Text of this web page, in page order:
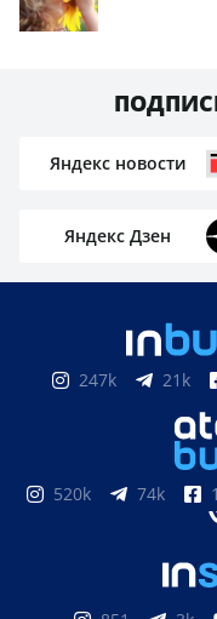
Яндекс новости
Яндекс Дзен
247k 21k
520k 74k